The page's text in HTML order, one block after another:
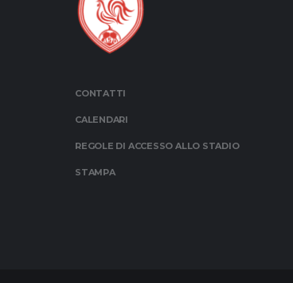
CONTATTI
CALENDARI
REGOLE DI ACCESSO ALLO STADIO
STAMPA